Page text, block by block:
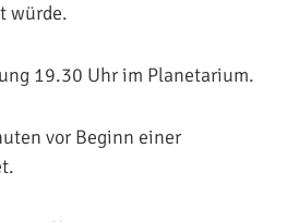
würde.
19.30 Uhr im Planetarium.
vor Beginn einer